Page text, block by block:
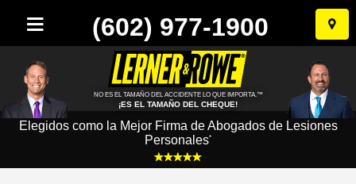
Ir
al
(602) 977-1900
NO ES EL TAMAÑO DEL ACCIDENTE LO QUE IMPORTA.™
¡ES EL TAMAÑO DEL CHEQUE!
Elegidos como la Mejor Firma de Abogados de Lesiones
Personales*